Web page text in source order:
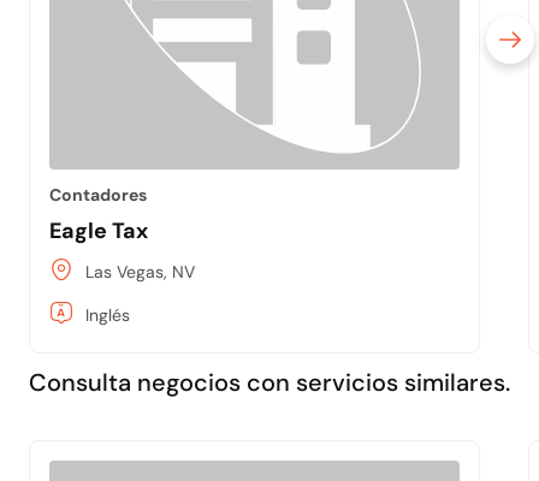
Contadores
Eagle Tax
Las Vegas, NV
Inglés
Consulta negocios con servicios similares.